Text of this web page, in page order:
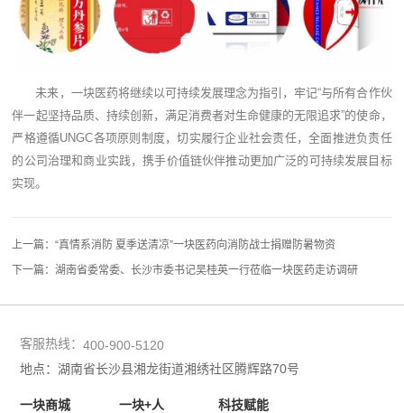
未来，一块医药将继续以可持续发展理念为指引，牢记“与所有合作伙
伴一起坚持品质、持续创新，满足消费者对生命健康的无限追求”的使命，
严格遵循UNGC各项原则制度，切实履行企业社会责任，全面推进负责任
的公司治理和商业实践，携手价值链伙伴推动更加广泛的可持续发展目标
实现。
上一篇：“真情系消防 夏季送清凉”一块医药向消防战士捐赠防暑物资
下一篇：湖南省委常委、长沙市委书记吴桂英一行莅临一块医药走访调研
客服热线：400-900-5120
地点：湖南省长沙县湘龙街道湘绣社区腾辉路70号
一块商城 一块+人 科技赋能